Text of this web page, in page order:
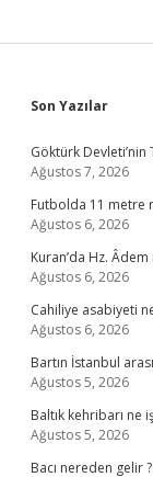
Son Yazılar
Göktürk
Ağustos 7, 2026
Futbolda 11 metre
Ağustos 6, 2026
Kuran’da Hz. Âdem
Ağustos 6, 2026
Cahiliye asabiyeti
Ağustos 6, 2026
Bartın İstanbul
Ağustos 5, 2026
Baltık kehribarı ne
Ağustos 5, 2026
Bacı nereden gelir ?